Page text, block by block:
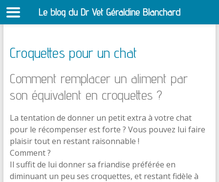
Croquettes pour un chat
Comment remplacer un aliment par
son équivalent en croquettes ?
La tentation de donner un petit extra à votre chat
pour le récompenser est forte ? Vous pouvez lui faire
plaisir tout en restant raisonnable !
Comment ?
Il suffit de lui donner sa friandise préférée en
diminuant un peu ses croquettes, et restant fidèle à
Le blog du Dr Vet Géraldine Blanchard